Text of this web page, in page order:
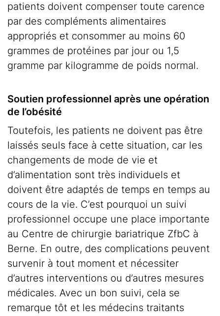
patients doivent compenser toute carence
par des compléments alimentaires
appropriés et consommer au moins 60
grammes de protéines par jour ou 1,5
gramme par kilogramme de poids normal.
Soutien professionnel après une opération
de l’obésité
Toutefois, les patients ne doivent pas être
laissés seuls face à cette situation, car les
changements de mode de vie et
d’alimentation sont très individuels et
doivent être adaptés de temps en temps au
cours de la vie. C’est pourquoi un suivi
professionnel occupe une place importante
au Centre de chirurgie bariatrique ZfbC à
Berne. En outre, des complications peuvent
survenir à tout moment et nécessiter
d’autres interventions ou d’autres mesures
médicales. Avec un bon suivi, cela se
remarque tôt et les médecins traitants